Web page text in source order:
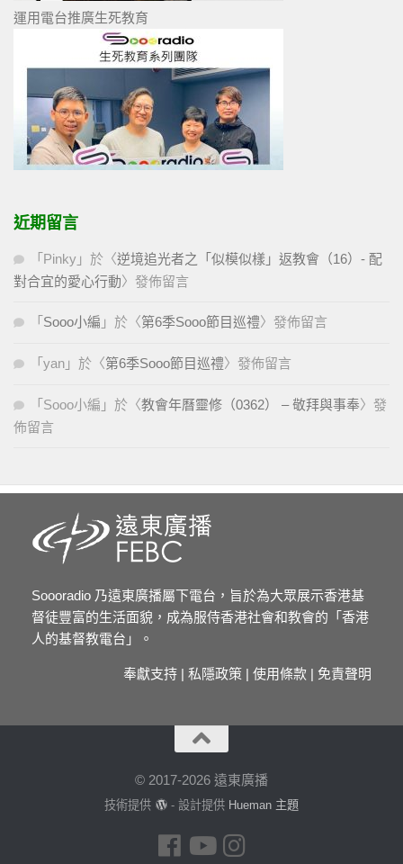
運用電台推廣生死教育
近期留言
「 Pinky 」於〈逆境追光者之「似模似樣」返教會（16）- 配
對合宜的愛心行動〉發佈留言
「 Sooo小編 」於〈第6季Sooo節目巡禮〉發佈留言
「 yan 」於〈第6季Sooo節目巡禮〉發佈留言
「 Sooo小編 」於〈教會年曆靈修（0362） – 敬拜與事奉〉發
佈留言
Soooradio 乃遠東廣播屬下電台，旨於為大眾展示香港基
督徒豐富的生活面貌，成為服侍香港社會和教會的「香港
人的基督教電台」。
奉獻支持 | 私隱政策 | 使用條款 | 免責聲明
© 2017-2026 遠東廣播
技術提供 - 設計提供 Hueman 主題